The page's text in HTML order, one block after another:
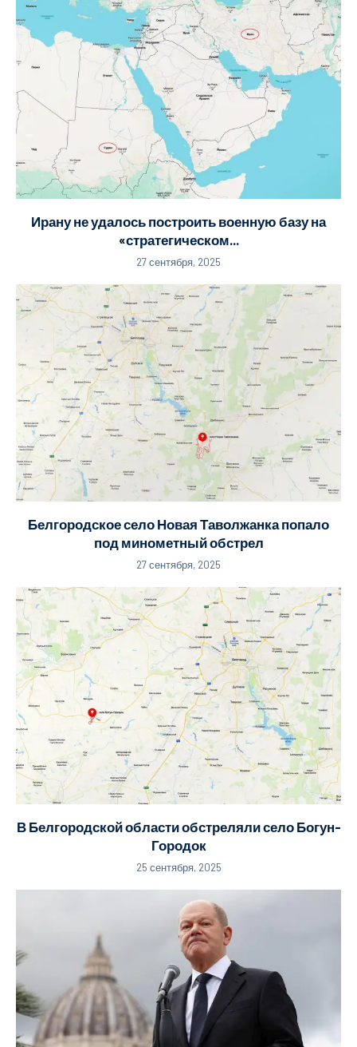
Ирану не удалось построить военную базу на
«стратегическом...
27 сентября, 2025
Белгородское село Новая Таволжанка попало
под минометный обстрел
27 сентября, 2025
В Белгородской области обстреляли село Богун-
Городок
25 сентября, 2025